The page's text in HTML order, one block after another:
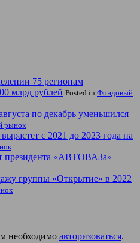
75 регионам
млрд рублей Posted in Фондовый
по декабрь уменьшился
рынок
с 2021 до 2023 года на
президента «АВТОВАЗа»
группы «Открытие» в 2022
необходимо авторизоваться.